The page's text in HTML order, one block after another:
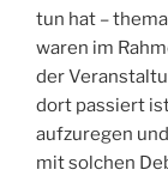
tun hat –
waren im
der
dort passiert
aufzuregen
mit solchen